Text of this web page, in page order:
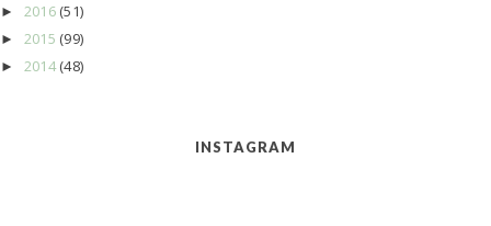
► 2016 (51)
► 2015 (99)
► 2014 (48)
INSTAGRAM